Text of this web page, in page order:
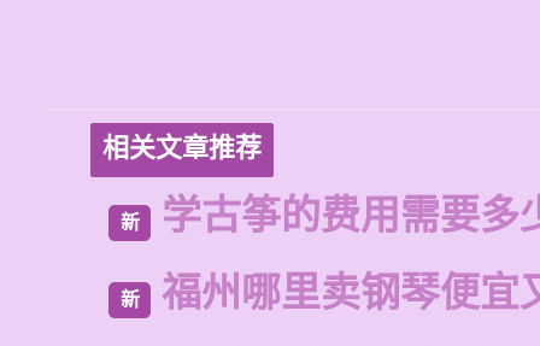
相关文章推荐
新 学古筝的费用需要多
新 福州哪里卖钢琴便宜